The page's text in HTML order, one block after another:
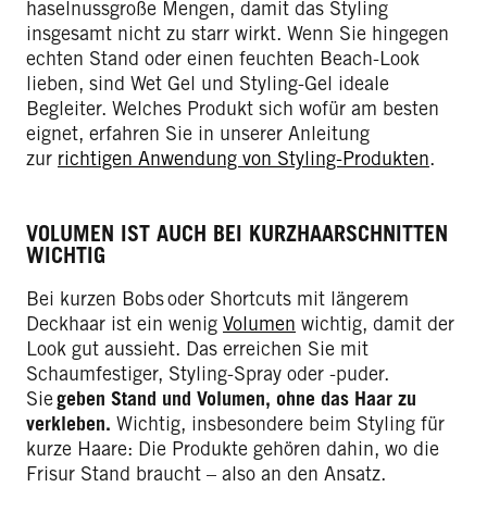
haselnussgroße Mengen, damit das Styling
insgesamt nicht zu starr wirkt. Wenn Sie hingegen
echten Stand oder einen feuchten Beach-Look
lieben, sind Wet Gel und Styling-Gel ideale
Begleiter. Welches Produkt sich wofür am besten
eignet, erfahren Sie in unserer Anleitung
zur richtigen Anwendung von Styling-Produkten.
VOLUMEN IST AUCH BEI KURZHAARSCHNITTEN
WICHTIG
Bei kurzen Bobs oder Shortcuts mit längerem
Deckhaar ist ein wenig Volumen wichtig, damit der
Look gut aussieht. Das erreichen Sie mit
Schaumfestiger, Styling-Spray oder -puder.
Siegeben Stand und Volumen, ohne das Haar zu
verkleben. Wichtig, insbesondere beim Styling für
kurze Haare: Die Produkte gehören dahin, wo die
Frisur Stand braucht – also an den Ansatz.